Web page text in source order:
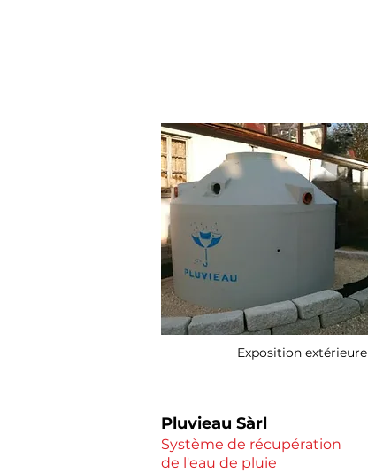
Exposition extérieure
Pluvieau Sàrl
Système de récupération
de l'eau de pluie